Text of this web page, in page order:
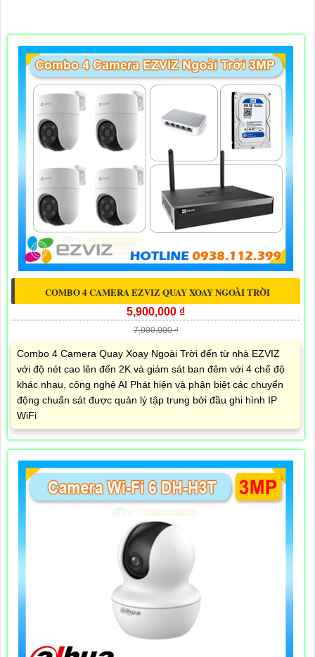
COMBO 4 CAMERA EZVIZ QUAY XOAY NGOÀI TRỜI
5,900,000 ₫
7,000,000 ₫
Combo 4 Camera Quay Xoay Ngoài Trời đến từ nhà EZVIZ
với độ nét cao lên đến 2K và giám sát ban đêm với 4 chế độ
khác nhau, công nghệ AI Phát hiện và phân biệt các chuyển
động chuẩn sát được quản lý tập trung bởi đầu ghi hình IP
WiFi